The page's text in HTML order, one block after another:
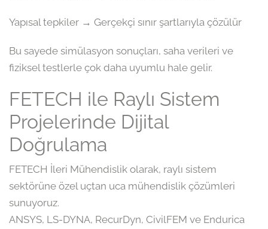
Yapısal tepkiler → Gerçekçi sınır şartlarıyla çözülür
Bu sayede simülasyon sonuçları, saha verileri ve
fiziksel testlerle çok daha uyumlu hale gelir.
FETECH ile Raylı Sistem
Projelerinde Dijital
Doğrulama
FETECH İleri Mühendislik olarak, raylı sistem
sektörüne özel uçtan uca mühendislik çözümleri
sunuyoruz.
ANSYS, LS-DYNA, RecurDyn, CivilFEM ve Endurica